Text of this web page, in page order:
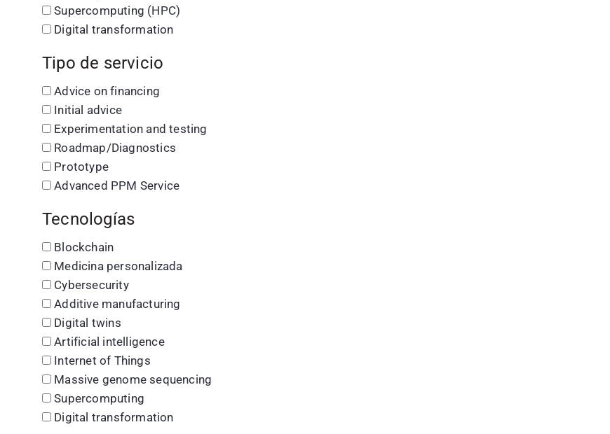
Supercomputing (HPC)
Digital transformation
Tipo de servicio
Advice on financing
Initial advice
Experimentation and testing
Roadmap/Diagnostics
Prototype
Advanced PPM Service
Tecnologías
Blockchain
Medicina personalizada
Cybersecurity
Additive manufacturing
Digital twins
Artificial intelligence
Internet of Things
Massive genome sequencing
Supercomputing
Digital transformation